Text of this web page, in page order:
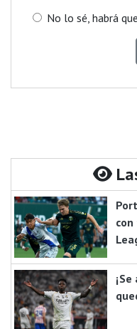
No lo sé, habrá